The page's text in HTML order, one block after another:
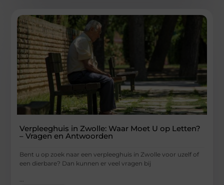
Verpleeghuis in Zwolle: Waar Moet U op Letten?
– Vragen en Antwoorden
Bent u op zoek naar een verpleeghuis in Zwolle voor uzelf of
een dierbare? Dan kunnen er veel vragen bij
...